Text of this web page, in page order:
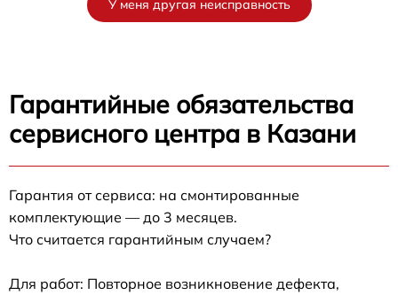
У меня другая неисправность
Гарантийные обязательства
сервисного центра в Казани
Гарантия от сервиса: на смонтированные
комплектующие — до 3 месяцев.
Что считается гарантийным случаем?
Для работ: Повторное возникновение дефекта,